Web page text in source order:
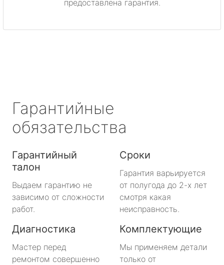
предоставлена гарантия.
Гарантийные
обязательства
Гарантийный
талон
Выдаем гарантию не
зависимо от сложности
работ.
Сроки
Гарантия варьируется
от полугода до 2-х лет
смотря какая
неисправность.
Диагностика
Мастер перед
ремонтом совершенно
Комплектующие
Мы применяем детали
только от